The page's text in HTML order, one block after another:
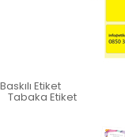
Baskılı Etiket
Tabaka Etiket